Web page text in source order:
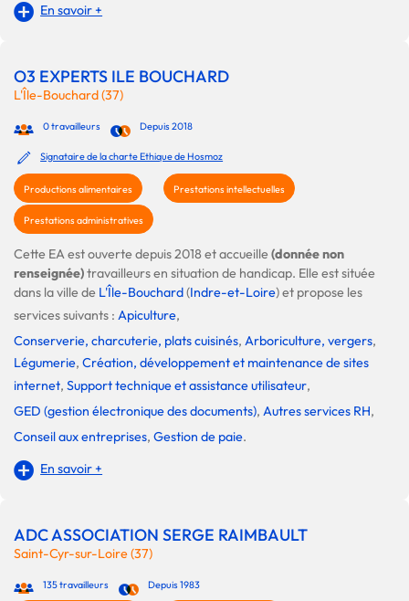
En savoir +
O3 EXPERTS ILE BOUCHARD
L'Île-Bouchard (37)
0 travailleurs Depuis 2018
Signataire de la charte Ethique de Hosmoz
Productions alimentaires Prestations intellectuelles
Prestations administratives
Cette EA est ouverte depuis 2018 et accueille(donnée non
renseignée)travailleurs en situation de handicap. Elle est située
dans la ville de L'Île-Bouchard(Indre-et-Loire) et propose les
services suivants : Apiculture,
Conserverie, charcuterie, plats cuisinés, Arboriculture, vergers,
Légumerie, Création, développement et maintenance de sites
internet, Support technique et assistance utilisateur,
GED (gestion électronique des documents), Autres services RH,
Conseil aux entreprises, Gestion de paie.
En savoir +
ADC ASSOCIATION SERGE RAIMBAULT
Saint-Cyr-sur-Loire (37)
135 travailleurs Depuis 1983